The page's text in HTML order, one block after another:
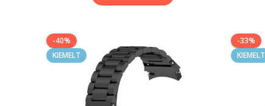
-40%
KIEMELT
-33%
KIEMELT